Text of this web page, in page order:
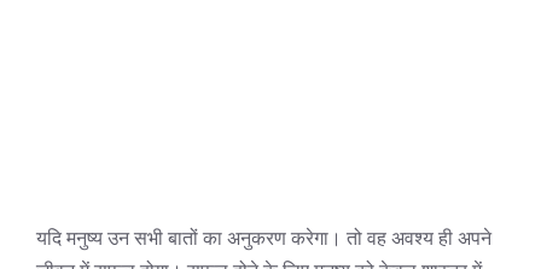
यदि मनुष्य उन सभी बातों का अनुकरण करेगा। तो वह अवश्य ही अपने